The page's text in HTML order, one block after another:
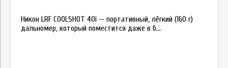
Никон LRF COOLSHOT 40i — портативный, лёгкий (160 г)
дальномер, который поместится даже в б...